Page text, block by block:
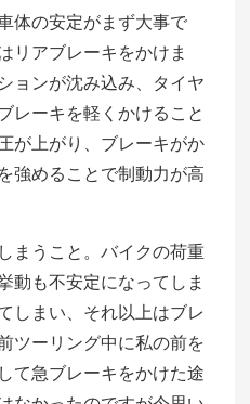
体の安定がまず大事で
リアブレーキをかけま
ョンが沈み込み、タイヤ
レーキを軽くかけること
が上がり、ブレーキがか
強めることで制動力が高
まうこと。バイクの荷重
動も不安定になってしま
しまい、それ以上はブレ
ツーリング中に私の前を
て急ブレーキをかけた途